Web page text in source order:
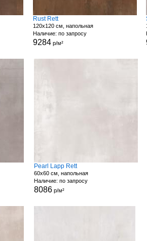
Rust Rett
120x120 см, напольная
Наличие: по запросу
9284р/м²
Pearl Lapp Rett
60x60 см, напольная
Наличие: по запросу
8086р/м²